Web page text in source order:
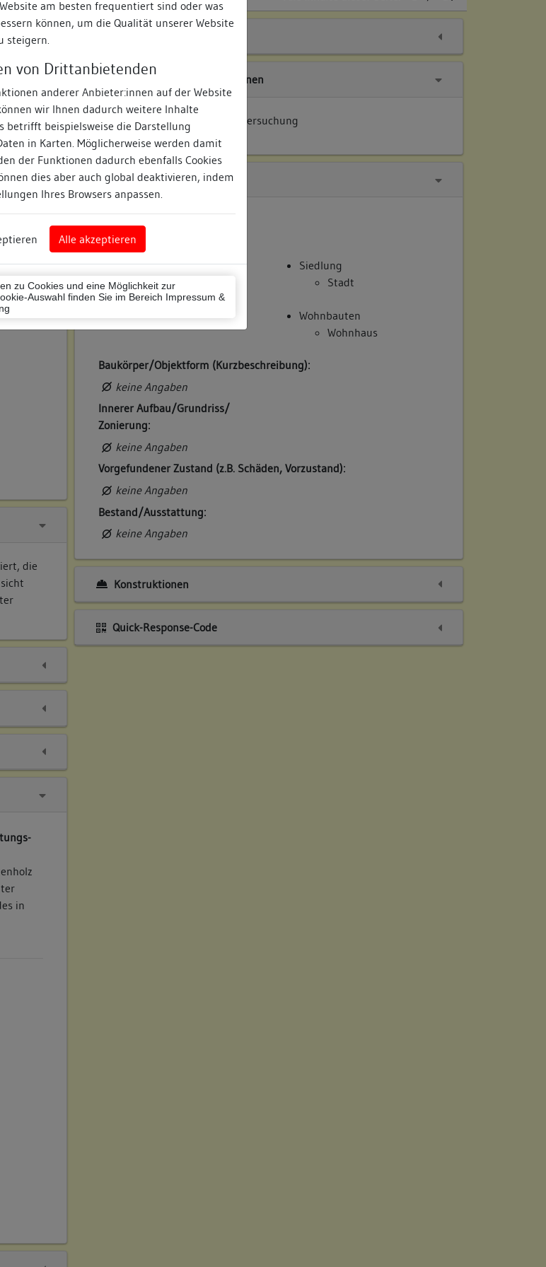
am besten frequentiert sind oder was
können, um die Qualität unserer Website
steigern.
von Drittanbietenden
anderer Anbieter:innen auf der Website
wir Ihnen dadurch weitere Inhalte
betrifft beispielsweise die Darstellung
in Karten. Möglicherweise werden damit
der Funktionen dadurch ebenfalls Cookies
dies aber auch global deaktivieren, indem
Ihres Browsers anpassen.
Alle akzeptieren
zu Cookies und eine Möglichkeit zur
Auswahl finden Sie im Bereich Impressum &
die
in
Zugeordnete Dokumentationen
Dendrochronologische Untersuchung
Beschreibung
Umgebung, Lage:
keine Angaben
Lagedetail:
Siedlung
Stadt
Bauwerkstyp:
Wohnbauten
Wohnhaus
Baukörper/Objektform (Kurzbeschreibung):
keine Angaben
Innerer Aufbau/Grundriss/
Zonierung:
keine Angaben
Vorgefundener Zustand (z.B. Schäden, Vorzustand):
keine Angaben
Bestand/Ausstattung:
keine Angaben
Konstruktionen
Quick-Response-Code